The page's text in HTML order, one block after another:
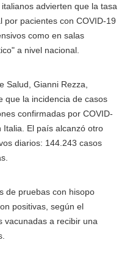
advierten que la tasa
por pacientes con COVID-19
como en salas
a nivel nacional.
Salud, Gianni Rezza,
que la incidencia de casos
confirmadas por COVID-
El país alcanzó otro
diarios: 144.243 casos
de pruebas con hisopo
positivas, según el
vacunadas a recibir una